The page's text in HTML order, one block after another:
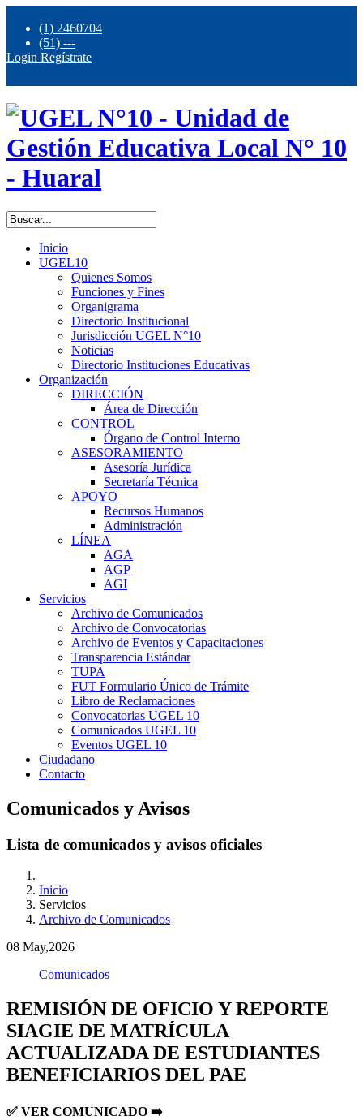
(1) 2460704
(51) ---
Login Regístrate
Inicio
UGEL10
Quienes Somos
Funciones y Fines
Organigrama
Directorio Institucional
Jurisdicción UGEL N°10
Noticias
Directorio Instituciones Educativas
Organización
DIRECCIÓN
Área de Dirección
CONTROL
Órgano de Control Interno
ASESORAMIENTO
Asesoría Jurídica
Secretaría Técnica
APOYO
Recursos Humanos
Administración
LÍNEA
AGA
AGP
AGI
Servicios
Archivo de Comunicados
Archivo de Convocatorias
Archivo de Eventos y Capacitaciones
Transparencia Estándar
TUPA
FUT Formulario Único de Trámite
Libro de Reclamaciones
Convocatorias UGEL 10
Comunicados UGEL 10
Eventos UGEL 10
Ciudadano
Contacto
Comunicados y Avisos
Lista de comunicados y avisos oficiales
Inicio
Servicios
Archivo de Comunicados
08 May,2026
Comunicados
REMISIÓN DE OFICIO Y REPORTE
SIAGIE DE MATRÍCULA
ACTUALIZADA DE ESTUDIANTES
BENEFICIARIOS DEL PAE
✅️ VER COMUNICADO ➡️